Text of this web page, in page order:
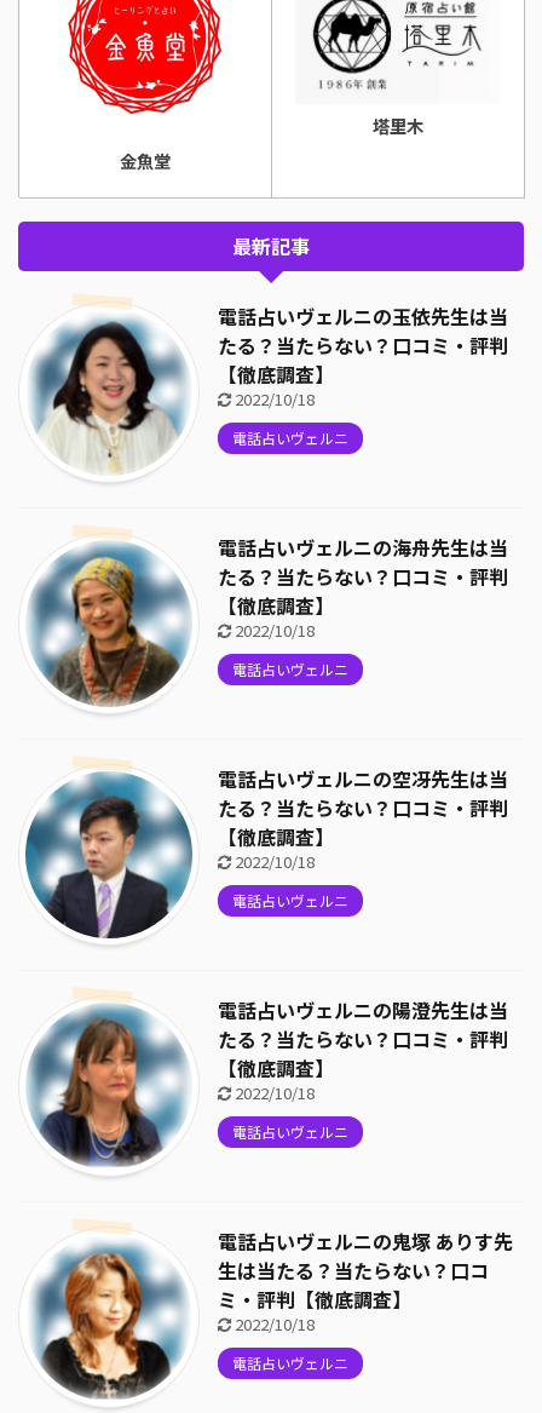
金魚堂
塔里木
最新記事
電話占いヴェルニの玉依先生は当
たる？当たらない？口コミ・評判
【徹底調査】
2022/10/18
電話占いヴェルニ
電話占いヴェルニの海舟先生は当
たる？当たらない？口コミ・評判
【徹底調査】
2022/10/18
電話占いヴェルニ
電話占いヴェルニの空冴先生は当
たる？当たらない？口コミ・評判
【徹底調査】
2022/10/18
電話占いヴェルニ
電話占いヴェルニの陽澄先生は当
たる？当たらない？口コミ・評判
【徹底調査】
2022/10/18
電話占いヴェルニ
電話占いヴェルニの鬼塚 ありす先
生は当たる？当たらない？口コ
ミ・評判【徹底調査】
2022/10/18
電話占いヴェルニ